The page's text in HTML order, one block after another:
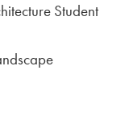
Student